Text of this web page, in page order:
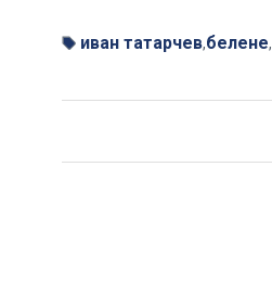
иван татарчев,белене,